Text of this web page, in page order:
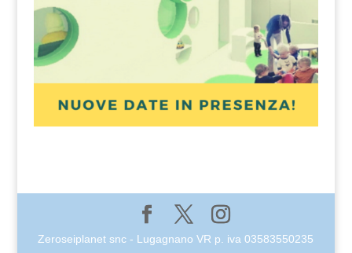
Zeroseiplanet snc - Lugagnano VR p. iva 03583550235